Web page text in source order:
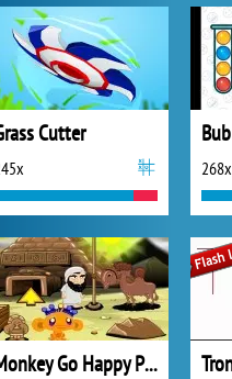
Cutter
268x
Monkey Go Happy Pyramid Escape